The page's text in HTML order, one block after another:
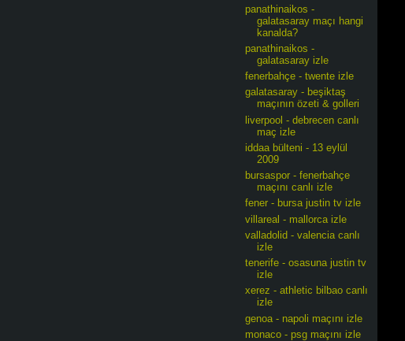
panathinaikos -
galatasaray maçı hangi
kanalda?
panathinaikos -
galatasaray izle
fenerbahçe - twente izle
galatasaray - beşiktaş
maçının özeti & golleri
liverpool - debrecen canlı
maç izle
iddaa bülteni - 13 eylül
2009
bursaspor - fenerbahçe
maçını canlı izle
fener - bursa justin tv izle
villareal - mallorca izle
valladolid - valencia canlı
izle
tenerife - osasuna justin tv
izle
xerez - athletic bilbao canlı
izle
genoa - napoli maçını izle
monaco - psg maçını izle